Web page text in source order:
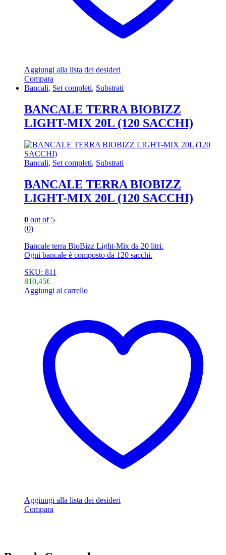
Aggiungi alla lista dei desideri
Compara
Bancali, Set completi, Substrati
BANCALE TERRA BIOBIZZ
LIGHT-MIX 20L (120 SACCHI)
Bancali, Set completi, Substrati
BANCALE TERRA BIOBIZZ
LIGHT-MIX 20L (120 SACCHI)
0 out of 5
(0)
Bancale terra BioBizz Light-Mix da 20 litri.
Ogni bancale è composto da 120 sacchi.
SKU: 811
810,45€
Aggiungi al carrello
Aggiungi alla lista dei desideri
Compara